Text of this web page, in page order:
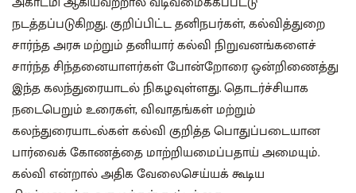
நடத்தப்படுகிறது. குறிப்பிட்ட தனிநபர்கள், கல்வித்துறை
சார்ந்த அரசு மற்றும் தனியார் கல்வி நிறுவனங்களைச்
சார்ந்த சிந்தனையாளர்கள் போன்றோரை ஒன்றிணைத்து
இந்த கலந்துரையாடல் நிகழவுள்ளது. தொடர்ச்சியாக
நடைபெறும் உரைகள், விவாதங்கள் மற்றும்
கலந்துரையாடல்கள் கல்வி குறித்த பொதுப்படையான
பார்வைக் கோணத்தை மாற்றியமைப்பதாய் அமையும்.
கல்வி என்றால் அதிக வேலைசெய்யக் கூடிய